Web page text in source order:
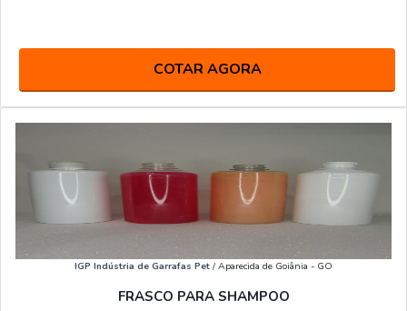
COTAR AGORA
IGP Indústria de Garrafas Pet / Aparecida de Goiânia - GO
FRASCO PARA SHAMPOO